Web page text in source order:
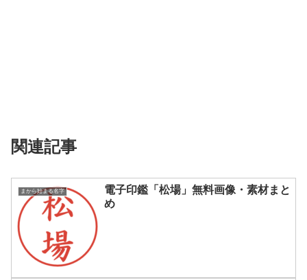
関連記事
まから始まる名字
電子印鑑「松場」無料画像・素材まと
め